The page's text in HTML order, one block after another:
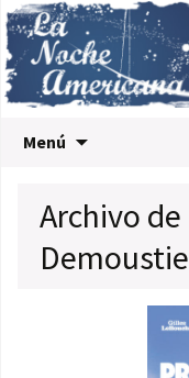
Menú
Archivo